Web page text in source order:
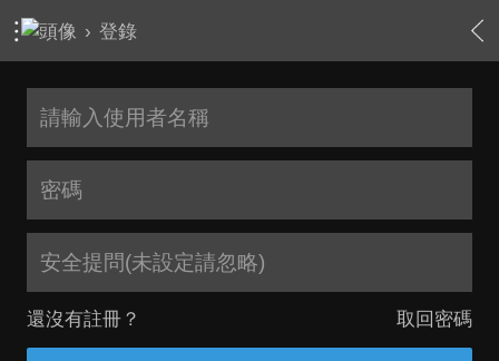
› 登錄
安全提問(未設定請忽略)
還沒有註冊？ 取回密碼